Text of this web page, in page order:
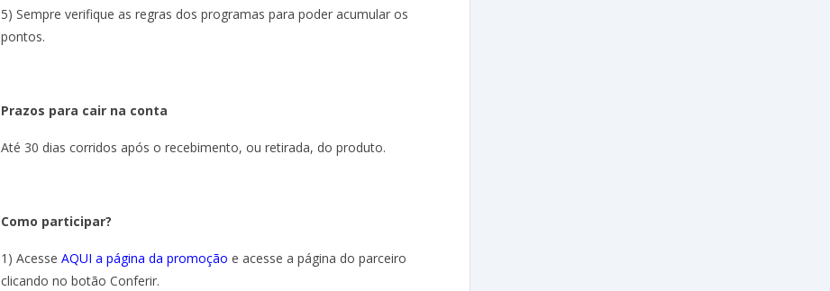
5) Sempre verifique as regras dos programas para poder acumular os
pontos.
Prazos para cair na conta
Até 30 dias corridos após o recebimento, ou retirada, do produto.
Como participar?
1) Acesse AQUI a página da promoção e acesse a página do parceiro
clicando no botão Conferir.